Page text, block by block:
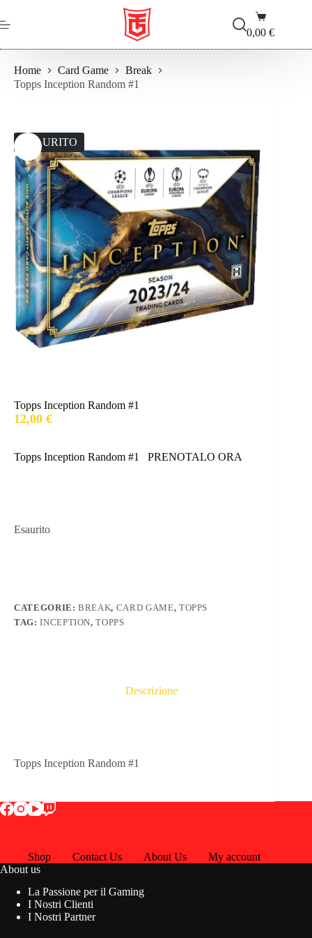
al
contenuto
Carrello
0,00€
Home Card Game
Break
Topps Inception Random #1
ESAURITO
Topps Inception Random #1
12,00 €
Topps Inception Random #1 PRENOTALO ORA
Esaurito
CATEGORIE:BREAK, CARD GAME, TOPPS
TAG:INCEPTION,TOPPS
Descrizione
Topps Inception Random #1
Shop Contact Us About Us
My account
About us
La Passione per il Gaming
I Nostri Clienti
I Nostri Partner